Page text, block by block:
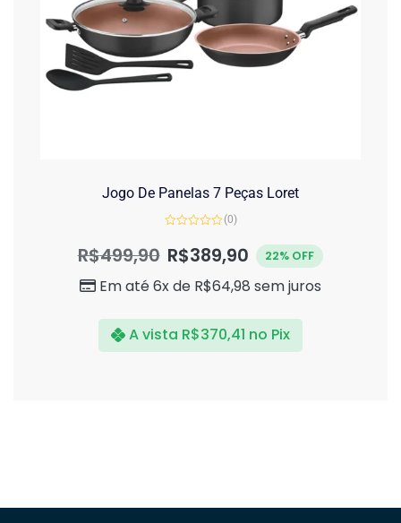
Jogo De Panelas 7 Peças Loret
de
(0)
R$499,90 R$389,90 22% OFF
Em até 6x de R$64,98 sem juros
A vista R$370,41 no Pix